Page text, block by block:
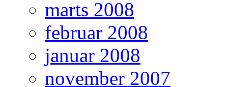
marts 2008
februar 2008
januar 2008
november 2007